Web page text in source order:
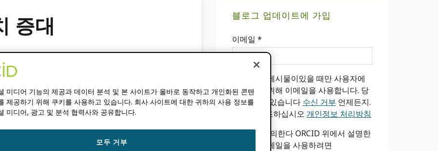
증대
년 연차 보고
사
드
블로그 업데이트에 가입
이메일 *
새 블로그 게시물이있을 때만 사용자에
게 알리기 위해 이메일을 사용합니다. 당
신은 할 수 있습니다 수신 거부 언제든지.
우리를 참조하십시오 개인정보 처리방침
나는 동의한다 ORCID 위에서 설명한
대로 내 이메일을 사용하려면
미디어 기능의 제공과 데이터 분석 및 본 사이트가 올바로 동작하고 개인화된 콘텐
제공하기 위해 쿠키를 사용하고 있습니다. 회사 사이트에 대한 귀하의 사용 정보를
미디어, 광고 및 분석 협력사와 공유합니다.
모두 거부